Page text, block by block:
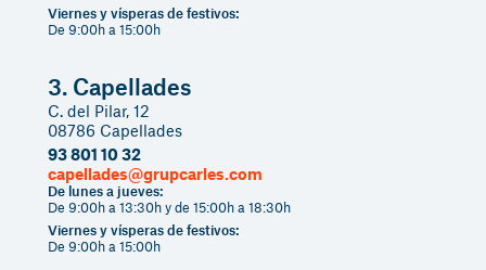
Viernes y vísperas de festivos:
De 9:00h a 15:00h
3. Capellades
C. del Pilar, 12
08786 Capellades
93 801 10 32
capellades@grupcarles.com
De lunes a jueves:
De 9:00h a 13:30h y de 15:00h a 18:30h
Viernes y vísperas de festivos:
De 9:00h a 15:00h